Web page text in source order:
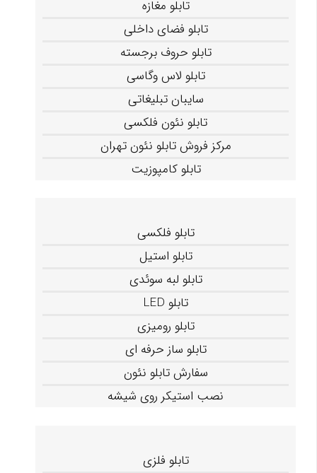
تابلو مغازه
تابلو فضای داخلی
تابلو حروف برجسته
تابلو لاس وگاسی
سایبان تبلیغاتی
تابلو نئون فلکسی
مرکز فروش تابلو نئون تهران
تابلو کامپوزیت
تابلو فلکسی
تابلو استیل
تابلو لبه سوئدی
تابلو LED
تابلو رومیزی
تابلو ساز حرفه ای
سفارش تابلو نئون
نصب استیکر روی شیشه
تابلو فلزی